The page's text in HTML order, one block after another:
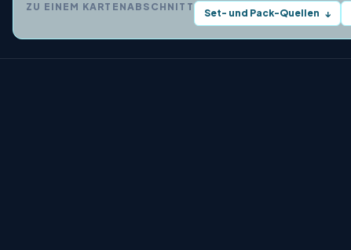
ZU EINEM KARTENABSCHNITT
Set- und Pack-Quellen ↓